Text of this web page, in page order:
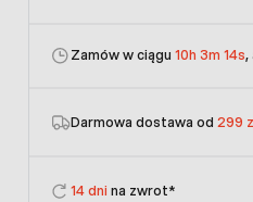
Zamów w ciągu 10h 3m 14s,
Darmowa dostawa od 299
14 dni na zwrot*